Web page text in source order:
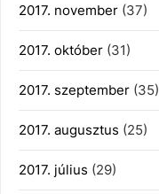
2017. november (37)
2017. október (31)
2017. szeptember (35)
2017. augusztus (25)
2017. július (29)